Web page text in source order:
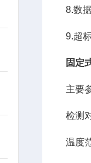
8.数
9.超
固定
主要
检测
温度